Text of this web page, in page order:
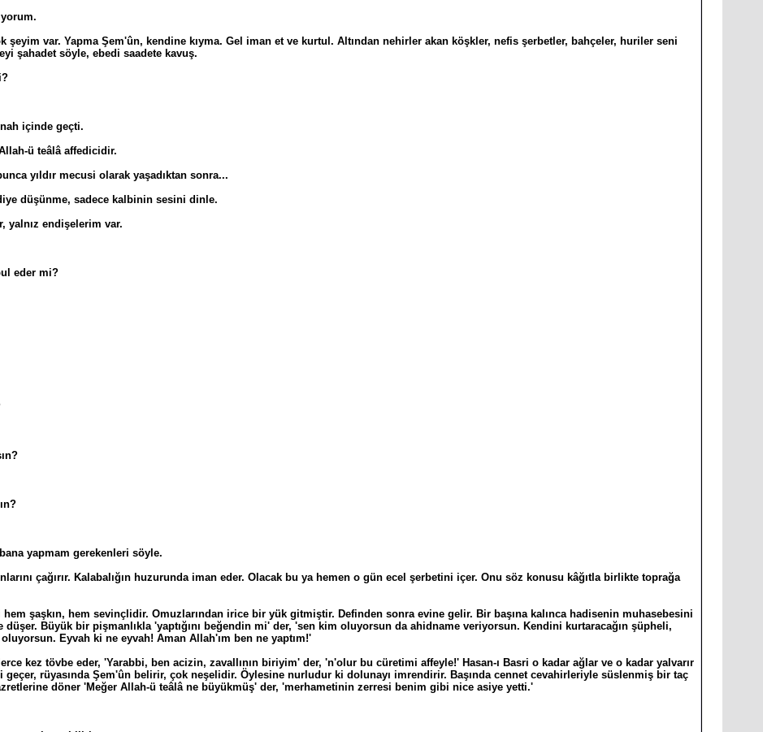
şeyim var. Yapma Şem'ûn, kendine kıyma. Gel iman et ve kurtul. Altından nehirler akan köşkler, nefis şerbetler, bahçeler, huriler seni
şahadet söyle, ebedi saadete kavuş.
içinde geçti.
ü teâlâ affedicidir.
yıldır mecusi olarak yaşadıktan sonra...
düşünme, sadece kalbinin sesini dinle.
yalnız endişelerim var.
eder mi?
yapmam gerekenleri söyle.
çağırır. Kalabalığın huzurunda iman eder. Olacak bu ya hemen o gün ecel şerbetini içer. Onu söz konusu kâğıtla birlikte toprağa
hem şaşkın, hem sevinçlidir. Omuzlarından irice bir yük gitmiştir. Definden sonra evine gelir. Bir başına kalınca hadisenin muhasebesini
düşer. Büyük bir pişmanlıkla 'yaptığını beğendin mi' der, 'sen kim oluyorsun da ahidname veriyorsun. Kendini kurtaracağın şüpheli,
oluyorsun. Eyvah ki ne eyvah! Aman Allah'ım ben ne yaptım!'
kez tövbe eder, 'Yarabbi, ben acizin, zavallının biriyim' der, 'n'olur bu cüretimi affeyle!' Hasan-ı Basri o kadar ağlar ve o kadar yalvarır
geçer, rüyasında Şem'ûn belirir, çok neşelidir. Öylesine nurludur ki dolunayı imrendirir. Başında cennet cevahirleriyle süslenmiş bir taç
döner 'Meğer Allah-ü teâlâ ne büyükmüş' der, 'merhametinin zerresi benim gibi nice asiye yetti.'